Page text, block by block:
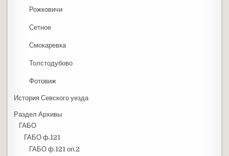
Рожковичи
Сетное
Смокаревка
Толстодубово
Фотовиж
История Севского уезда
Раздел Архивы
ГАБО
ГАБО ф.121
ГАБО ф.121 оп.2